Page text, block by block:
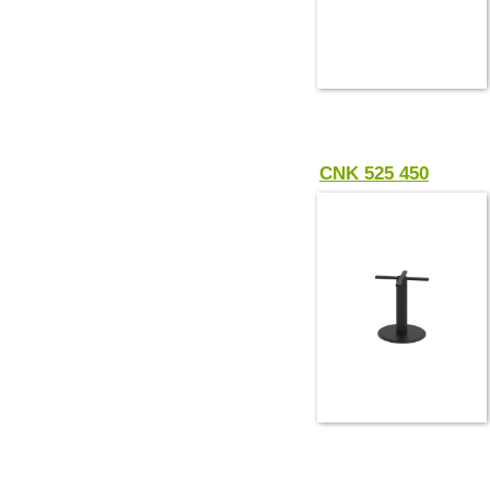
CNK 525 450